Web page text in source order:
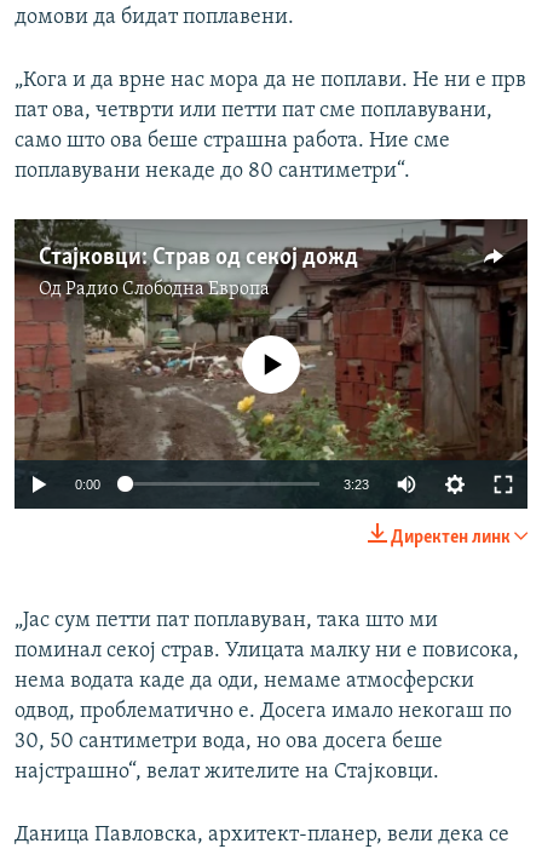
домови да бидат поплавени.
„Кога и да врне нас мора да не поплави. Не ни е прв
пат ова, четврти или петти пат сме поплавувани,
само што ова беше страшна работа. Ние сме
поплавувани некаде до 80 сантиметри“.
Стајковци: Страв од секој дожд
ОдРадио Слободна Eвропа
No media source currently available
0:00 3:23
Директен линк
„Јас сум петти пат поплавуван, така што ми
поминал секој страв. Улицата малку ни е повисока,
нема водата каде да оди, немаме атмосферски
одвод, проблематично е. Досега имало некогаш по
30, 50 сантиметри вода, но ова досега беше
најстрашно“, велат жителите на Стајковци.
Даница Павловска, архитект-планер, вели дека се